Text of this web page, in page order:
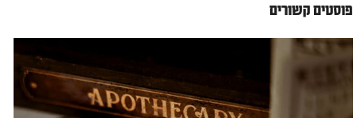
פוסטים קשורים